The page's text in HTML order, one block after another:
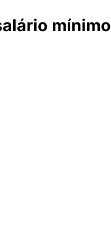
mínimo